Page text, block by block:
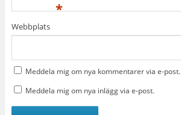
*
Webbplats
Meddela mig om nya kommentarer via e-post.
Meddela mig om nya inlägg via e-post.